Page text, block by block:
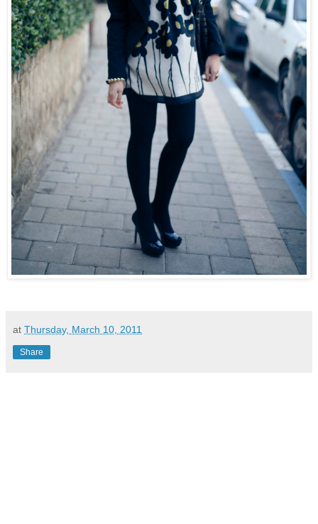
at Thursday, March 10, 2011
Share